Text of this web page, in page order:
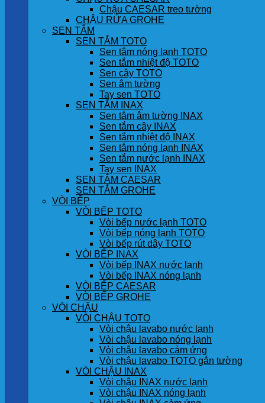
Chậu CAESAR treo tường
CHẬU RỬA GROHE
SEN TẮM
SEN TẮM TOTO
Sen tắm nóng lạnh TOTO
Sen tắm nhiệt độ TOTO
Sen cây TOTO
Sen âm tường
Tay sen TOTO
SEN TẮM INAX
Sen tắm âm tường INAX
Sen tắm cây INAX
Sen tắm nhiệt độ INAX
Sen tắm nóng lạnh INAX
Sen tắm nước lạnh INAX
Tay sen INAX
SEN TẮM CAESAR
SEN TẮM GROHE
VÒI BẾP
VÒI BẾP TOTO
Vòi bếp nước lạnh TOTO
Vòi bếp nóng lạnh TOTO
Vòi bếp rút dây TOTO
VÒI BẾP INAX
Vòi bếp INAX nước lạnh
Vòi bếp INAX nóng lạnh
VÒI BẾP CAESAR
VÒI BẾP GROHE
VÒI CHẬU
VÒI CHẬU TOTO
Vòi chậu lavabo nước lạnh
Vòi chậu lavabo nóng lạnh
Vòi chậu lavabo cảm ứng
Vòi chậu lavabo TOTO gắn tường
VÒI CHẬU INAX
Vòi chậu INAX nước lạnh
Vòi chậu INAX nóng lạnh